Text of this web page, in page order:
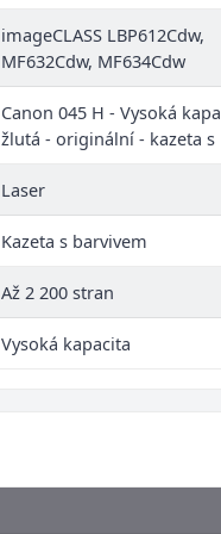
imageCLASS LBP612Cdw,
MF632Cdw, MF634Cdw
Canon 045 H - Vysoká
žlutá - originální - kazeta s
Laser
Kazeta s barvivem
Až 2 200 stran
Vysoká kapacita